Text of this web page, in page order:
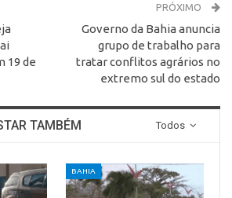
19 de
PRÓXIMO
Governo da Bahia anuncia
grupo de trabalho para
tratar conflitos agrários no
extremo sul do estado
Todos
TAMBÉM
BAHIA